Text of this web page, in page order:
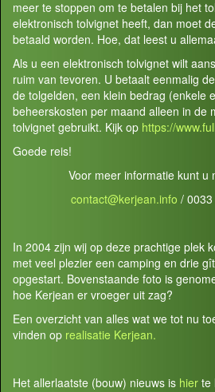
meer te stoppen om te betalen bij het
elektronisch tolvignet heeft, dan moet
betaald worden. Hoe, dat leest u
Als u een elektronisch tolvignet wilt
ruim van tevoren. U betaalt eenmalig
de tolgelden, een klein bedrag (enkele
beheerskosten per maand alleen in de
tolvignet gebruikt. Kijk op https://
Goede reis!
Voor meer informatie kunt u
contact@kerjean.info /
In 2004 zijn wij op deze prachtige plek
met veel plezier een camping en drie
opgestart. Bovenstaande foto is
hoe Kerjean er vroeger uit zag?
Een overzicht van alles wat we tot nu
vinden op realisatie Kerjean.
Het allerlaatste (bouw) nieuws is hier te